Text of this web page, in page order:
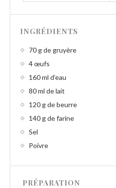
INGRÉDIENTS
70 g de gruyère
4 œufs
160 ml d’eau
80 ml de lait
120 g de beurre
140 g de farine
Sel
Poivre
PRÉPARATION